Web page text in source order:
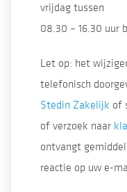
vrijdag tussen
08.30 – 16.30 uur
Let op: het
telefonisch
Stedin Zakelijk of
of verzoek naar
ontvangt
reactie op uw e-